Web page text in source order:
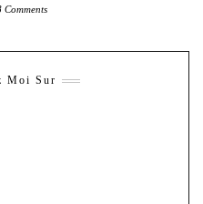
Comments
Moi Sur